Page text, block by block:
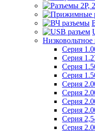
Низковольтное
Серия
Серия
Серия
Серия
Серия
Серия
Серия
Серия
Серия
Серия